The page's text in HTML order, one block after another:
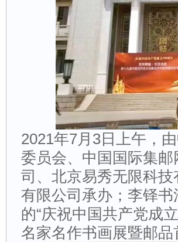
2021年7月3日上午，
委员会、中国国际集
司、北京易秀无限科
有限公司承办；李铎
的“庆祝中国共产党成
名家名作书画展暨邮